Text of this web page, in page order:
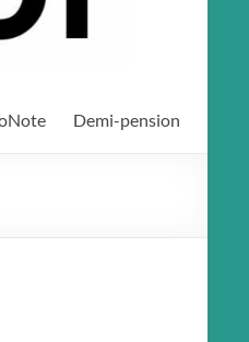
Demi-pension